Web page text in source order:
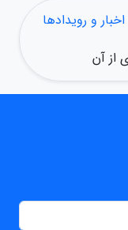
اخبار و رویدادها
از آن